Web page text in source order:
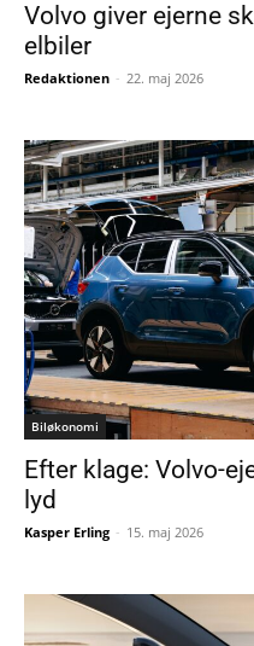
Volvo giver ejerne
elbiler
Redaktionen - 22. maj 2026
Biløkonomi
Efter klage: Volvo-
lyd
Kasper Erling - 15. maj 2026